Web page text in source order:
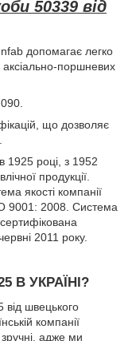
50339 від
допомагає легко
аксіально-поршневих
що дозволяє
1925 році, з 1952
продукції.
якості компанії
9001: 2008. Система
2011 року.
В УКРАЇНІ?
від швецького
компанії
адже ми